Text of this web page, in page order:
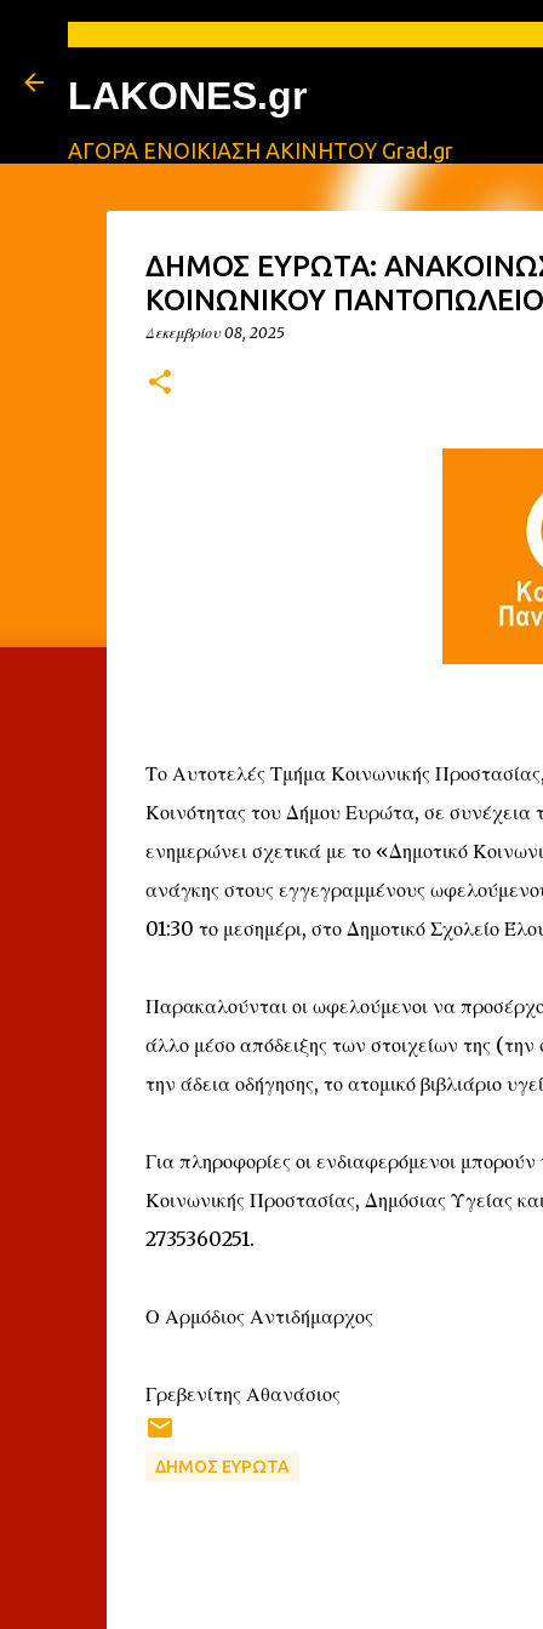
LAKONES.gr
ΑΓΟΡΑ ΕΝΟΙΚΙΑΣΗ ΑΚΙΝΗΤΟΥ Grad.gr
ΔΗΜΟΣ ΕΥΡΩΤΑ:
ΚΟΙΝΩΝΙΚΟΥ
Δεκεμβρίου 08, 2025
Το Αυτοτελές Τμήμα Κοινωνικής
Κοινότητας του Δήμου Ευρώτα, σε συνέχεια
ενημερώνει σχετικά με το «Δημοτικό
ανάγκης στους εγγεγραμμένους
01:30 το μεσημέρι, στο Δημοτικό Σχολείο
Παρακαλούνται οι ωφελούμενοι να
άλλο μέσο απόδειξης των στοιχείων της
την άδεια οδήγησης, το ατομικό βιβλιάριο
Για πληροφορίες οι ενδιαφερόμενοι
Κοινωνικής Προστασίας, Δημόσιας Υγείας
2735360251.
Ο Αρμόδιος Αντιδήμαρχος
Γρεβενίτης Αθανάσιος
ΔΗΜΟΣ ΕΥΡΩΤΑ